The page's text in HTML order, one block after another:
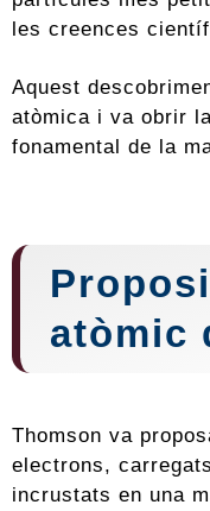
les creences
Aquest
atòmica i va obrir
fonamental de la
atòmic
Thomson va
electrons,
incrustats en una